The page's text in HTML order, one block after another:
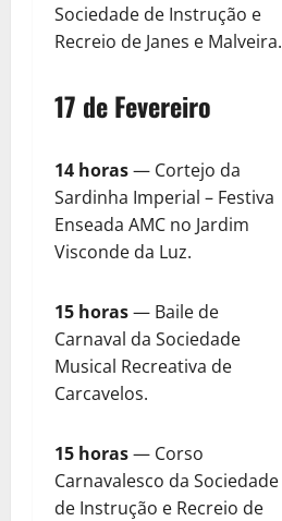
Sociedade de Instrução e
Recreio de Janes e Malveira.
17 de Fevereiro
14 horas— Cortejo da
Sardinha Imperial – Festiva
Enseada AMC no Jardim
Visconde da Luz.
15 horas— Baile de
Carnaval da Sociedade
Musical Recreativa de
Carcavelos.
15 horas— Corso
Carnavalesco da Sociedade
de Instrução e Recreio de